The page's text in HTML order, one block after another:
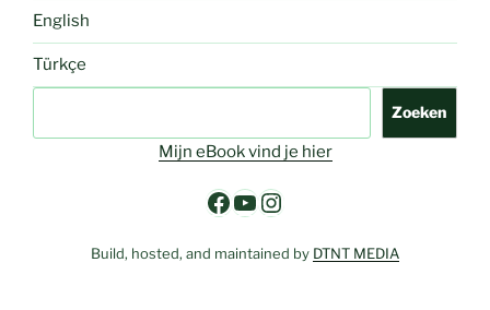
English
Türkçe
Zoeken
Mijn eBook vind je hier
Facebook
YouTube
Instagram
Build, hosted, and maintained by DTNT MEDIA